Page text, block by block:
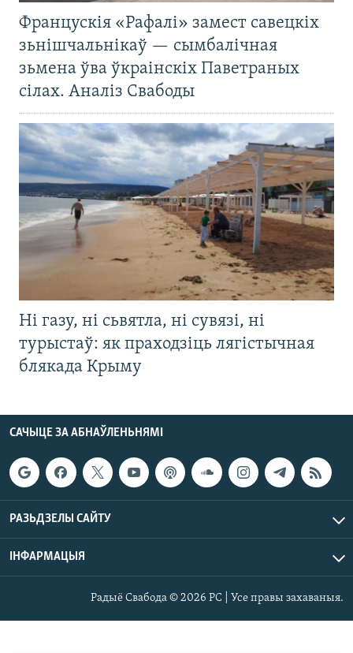
Францускія «Рафалі» замест савецкіх
зьнішчальнікаў — сымбалічная
зьмена ўва ўкраінскіх Паветраных
сілах. Аналіз Свабоды
Ні газу, ні сьвятла, ні сувязі, ні
турыстаў: як праходзіць лягістычная
блякада Крыму
САЧЫЦЕ ЗА АБНАЎЛЕНЬНЯМІ
РАЗЬДЗЕЛЫ САЙТУ
ІНФАРМАЦЫЯ
Радыё Свабода © 2026 РС | Усе правы захаваныя.